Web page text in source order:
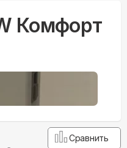
Комфорт
Сравнить